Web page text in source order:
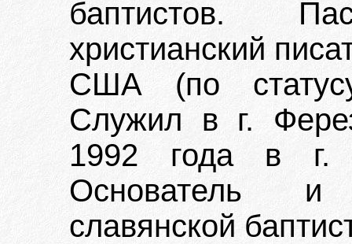
баптистов.
христианский
США (по
Служил в г.
1992 года в г.
Основатель и
славянской